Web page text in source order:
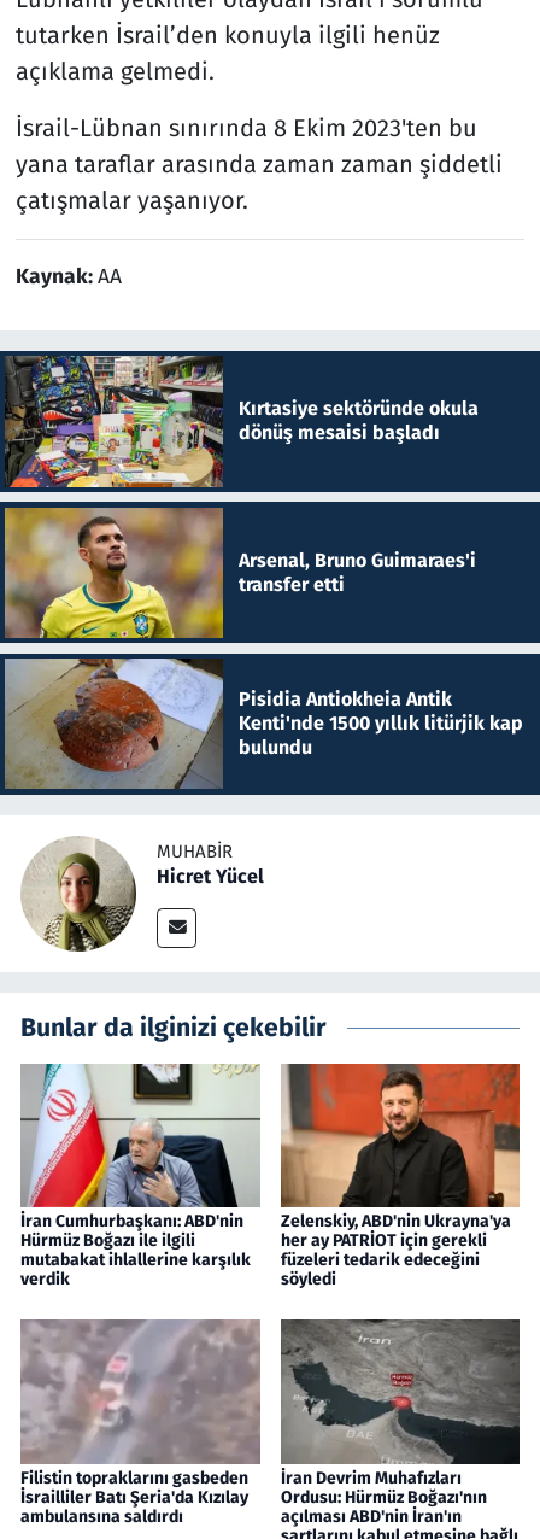
tutarken İsrail’den konuyla ilgili henüz
açıklama gelmedi.
İsrail-Lübnan sınırında 8 Ekim 2023'ten bu
yana taraflar arasında zaman zaman şiddetli
çatışmalar yaşanıyor.
Kaynak:AA
Kırtasiye sektöründe okula
dönüş mesaisi başladı
Arsenal, Bruno Guimaraes'i
transfer etti
Pisidia Antiokheia Antik
Kenti'nde 1500 yıllık litürjik kap
bulundu
MUHABIR
Hicret Yücel
Bunlar da ilginizi çekebilir
İran Cumhurbaşkanı: ABD'nin
Hürmüz Boğazı ile ilgili
mutabakat ihlallerine karşılık
verdik
Zelenskiy, ABD'nin Ukrayna'ya
her ay PATRİOT için gerekli
füzeleri tedarik edeceğini
söyledi
Filistin topraklarını gasbeden
İsrailliler Batı Şeria'da Kızılay
ambulansına saldırdı
İran Devrim Muhafızları
Ordusu: Hürmüz Boğazı'nın
açılması ABD'nin İran'ın